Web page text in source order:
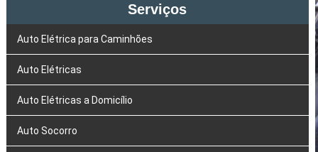
Serviços
Auto Elétrica para Caminhões
Auto Elétricas
Auto Elétricas a Domicílio
Auto Socorro